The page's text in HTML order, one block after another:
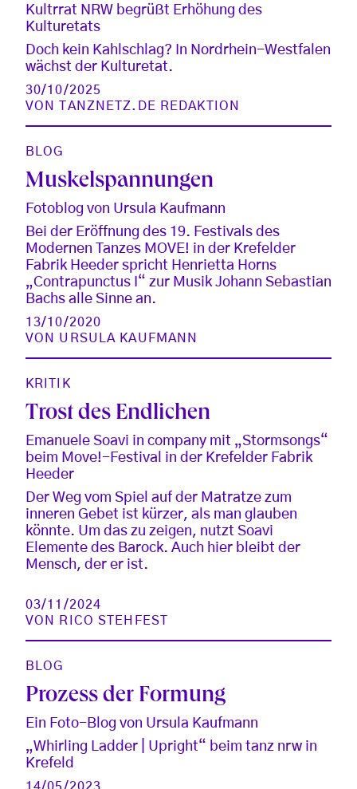
Kultrrat NRW begrüßt Erhöhung des
Kulturetats
Doch kein Kahlschlag? In Nordrhein-Westfalen
wächst der Kulturetat.
30/10/2025
VON
TANZNETZ.DE REDAKTION
BLOG
Muskelspannungen
Fotoblog von Ursula Kaufmann
Bei der Eröffnung des 19. Festivals des
Modernen Tanzes MOVE! in der Krefelder
Fabrik Heeder spricht Henrietta Horns
„Contrapunctus I“ zur Musik Johann Sebastian
Bachs alle Sinne an.
13/10/2020
VON URSULA KAUFMANN
KRITIK
Trost des Endlichen
Emanuele Soavi in company mit „Stormsongs“
beim Move!-Festival in der Krefelder Fabrik
Heeder
Der Weg vom Spiel auf der Matratze zum
inneren Gebet ist kürzer, als man glauben
könnte. Um das zu zeigen, nutzt Soavi
Elemente des Barock. Auch hier bleibt der
Mensch, der er ist.
03/11/2024
VON
RICO STEHFEST
BLOG
Prozess der Formung
Ein Foto-Blog von Ursula Kaufmann
„Whirling Ladder | Upright“ beim tanz nrw in
Krefeld
14/05/2023